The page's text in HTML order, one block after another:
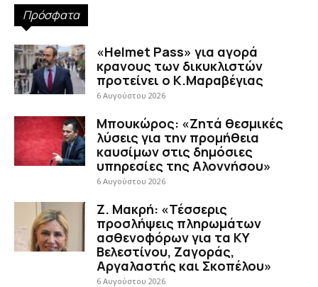
Πρόσφατα
«Helmet Pass» για αγορά
κρανους των δικυκλιστών
προτείνει ο Κ.Μαραβέγιας
6 Αυγούστου 2026
Μπουκώρος: «Ζητά θεσμικές
λύσεις για την προμήθεια
καυσίμων στις δημόσιες
υπηρεσίες της Αλοννήσου»
6 Αυγούστου 2026
Ζ. Μακρή: «Τέσσερις
προσλήψεις πληρωμάτων
ασθενοφόρων για τα ΚΥ
Βελεστίνου, Ζαγοράς,
Αργαλαστής και Σκοπέλου»
6 Αυγούστου 2026